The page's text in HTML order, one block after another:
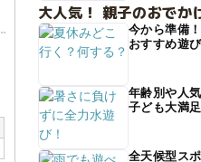
大人気！ 親子のおでか
今から準備
おすすめ遊
年齢別や人
子ども大満
全天候型ス